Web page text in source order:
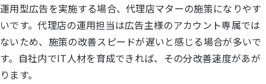
運用型広告を実施する場合、代理店マターの施策になりやす
いです。代理店の運用担当は広告主様のアカウント専属では
ないため、施策の改善スピードが遅いと感じる場合が多いで
す。自社内でIT人材を育成できれば、その分改善速度があが
ります。